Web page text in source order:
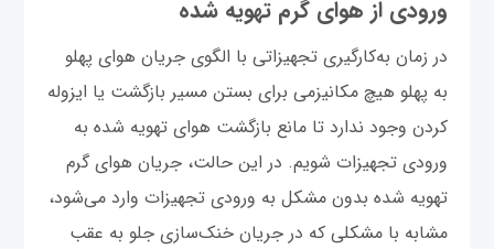
ورودی از هوای گرم تهویه شده
در زمان به‌کارگیری تجهیزاتی با الگوی جریان هوای پهلو
به پهلو هیچ مکانیزمی برای بستن مسیر بازگشت یا ایزوله
کردن وجود ندارد تا مانع بازگشت هوای تهویه شده به
ورودی تجهیزات شویم. در این حالت، جریان هوای گرم
تهویه شده بدون مشکل به ورودی تجهیزات وارد می‌شود،
مشابه با مشکلی که در جریان خنک‌سازی جلو به عقب